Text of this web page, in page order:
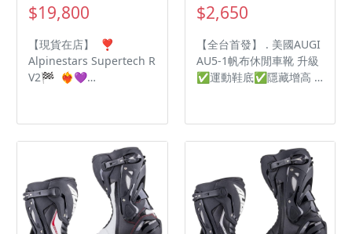
$19,800
【現貨在店】 ❣️
Alpinestars Supertech R
V2🏁 ❤️‍🔥💜
了嚴格的升級計劃 最高頂
級規格🔝眾多選手御用鞋
款🔥 超細纖維設計提高
靈活性🌟減輕重量🌟 重
新設計✅加厚加大脛骨
✅新的內靴 🗣將保護及
性能提升🔝到最高境界🆘
$2,650
【全台首發】 . 美國AUGI
AU5-1帆布休閒車靴 升級
✅運動鞋底✅隱藏增高 .
打檔塊部位再加強 ➡️《打
檔輕鬆舒適》 💛使用鞋帶
和內拉鍊 ➡️《穿脫簡單輕
鬆》 💚雙車線加強車縫線
➡️《不易穿到裂開》 💙
抗菌回彈海綿鞋墊 ➡️《有
效防止異味》